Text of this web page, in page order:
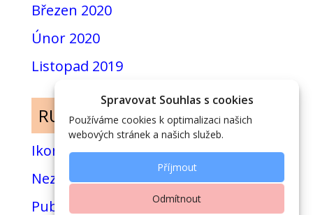
Spravovat Souhlas s cookies
Používáme cookies k optimalizaci našich
webových stránek a našich služeb.
Příjmout
Odmítnout
Březen 2020
Únor 2020
Listopad 2019
RUBRIKY
Ikony
Nezařazené
Publikace